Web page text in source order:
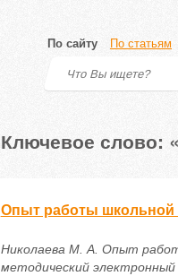
По сайту По статьям
Ключевое слово:
Опыт работы
Николаева М. А. Опыт
методический электронный